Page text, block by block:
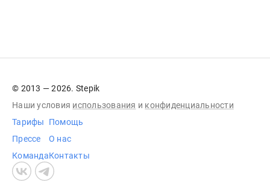
© 2013 — 2026. Stepik
Наши условия использования и конфиденциальности
Тарифы
Прессе
Команда
Помощь
О нас
Контакты